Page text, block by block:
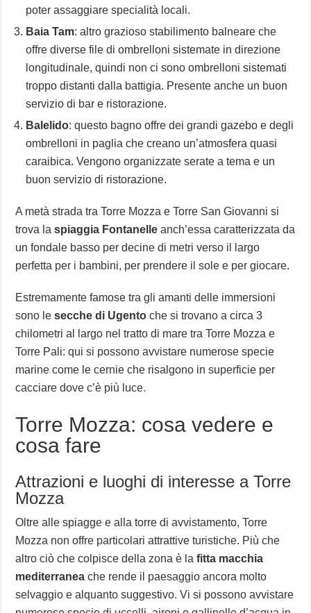
poter assaggiare specialità locali.
Baia Tam: altro grazioso stabilimento balneare che
offre diverse file di ombrelloni sistemate in direzione
longitudinale, quindi non ci sono ombrelloni sistemati
troppo distanti dalla battigia. Presente anche un buon
servizio di bar e ristorazione.
Balelido: questo bagno offre dei grandi gazebo e degli
ombrelloni in paglia che creano un’atmosfera quasi
caraibica. Vengono organizzate serate a tema e un
buon servizio di ristorazione.
A metà strada tra Torre Mozza e Torre San Giovanni si
trova laspiaggia Fontanelle anch’essa caratterizzata da
un fondale basso per decine di metri verso il largo
perfetta per i bambini, per prendere il sole e per giocare.
Estremamente famose tra gli amanti delle immersioni
sono lesecche di Ugento che si trovano a circa 3
chilometri al largo nel tratto di mare tra Torre Mozza e
Torre Pali: qui si possono avvistare numerose specie
marine come le cernie che risalgono in superficie per
cacciare dove c’è più luce.
Torre Mozza: cosa vedere e
cosa fare
Attrazioni e luoghi di interesse a Torre
Mozza
Oltre alle spiagge e alla torre di avvistamento, Torre
Mozza non offre particolari attrattive turistiche. Più che
altro ciò che colpisce della zona è lafitta macchia
mediterranea che rende il paesaggio ancora molto
selvaggio e alquanto suggestivo. Vi si possono avvistare